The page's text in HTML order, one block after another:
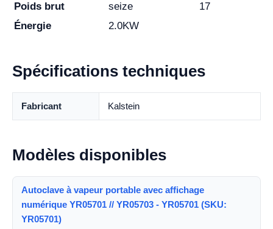
Poids brut
seize
17
Énergie
2.0KW
Spécifications techniques
Fabricant Kalstein
Modèles disponibles
Autoclave à vapeur portable avec affichage
numérique YR05701 // YR05703 - YR05701 (SKU:
YR05701)